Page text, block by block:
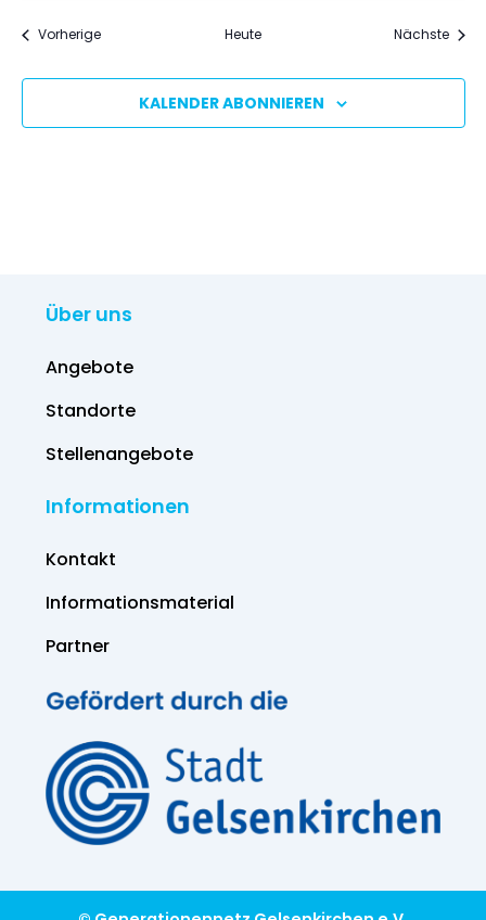
VorherigeVeranstaltungen Heute Nächste
KALENDER ABONNIEREN
Über uns
Angebote
Standorte
Stellenangebote
Informationen
Kontakt
Informations­material
Partner